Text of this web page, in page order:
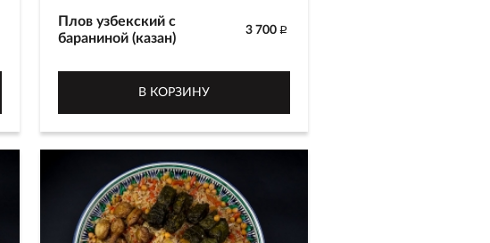
3 700 p
Плов узбекский с
бараниной (казан)
лазер, баранины, красной и
перепелиными яйцами и долмой.
Время приготовления 2-2.5 часа.
3200 г
В КОРЗИНУ